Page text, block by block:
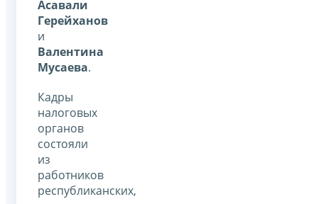
Асавали
Герейханов
и
Валентина
Мусаева.
Кадры
налоговых
органов
состояли
из
работников
республиканских,